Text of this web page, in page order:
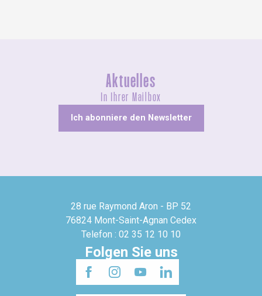
Aktuelles
In Ihrer Mailbox
Ich abonniere den Newsletter
28 rue Raymond Aron - BP 52
76824 Mont-Saint-Agnan Cedex
Telefon : 02 35 12 10 10
Folgen Sie uns